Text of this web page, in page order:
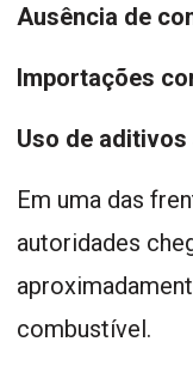
Ausência de
Importações
Uso de
Em uma das
autoridades
combustível.